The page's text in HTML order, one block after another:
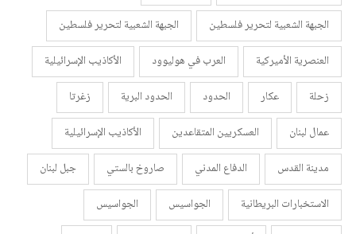
الجبهة الشعبية لتحرير فلسطين
الجبهة الشعبية لتحرير فلسطين
العنصرية الأميركية
العرب في هوليوود
الأكاذيب الإسرائيلية
زحلة
عكار الحدود الحدود البرية
زغرتا
عمال لبنان
العسكريين المتقاعدين
الأكاذيب الإسرائيلية
مدينة القدس
الدفاع المدني صاروخ بالستي
جبل لبنان
الاستخبارات البريطانية
الجواسيس
الجواسيس